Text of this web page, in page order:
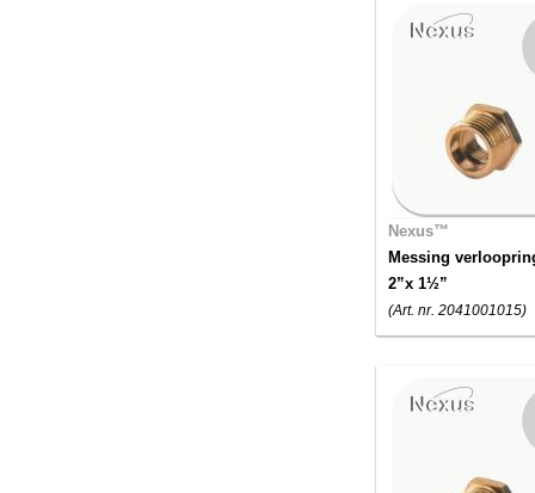
Nexus™
Messing
2”x 1½”
(Art. nr. 2041001015)